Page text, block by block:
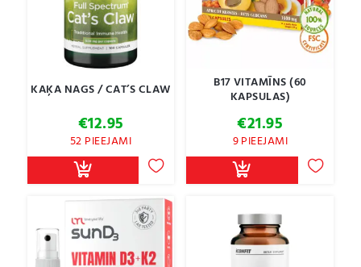
KAĶA NAGS / CAT’S CLAW
€12.95
52 PIEEJAMI
B17 VITAMĪNS (60
KAPSULAS)
€21.95
9 PIEEJAMI